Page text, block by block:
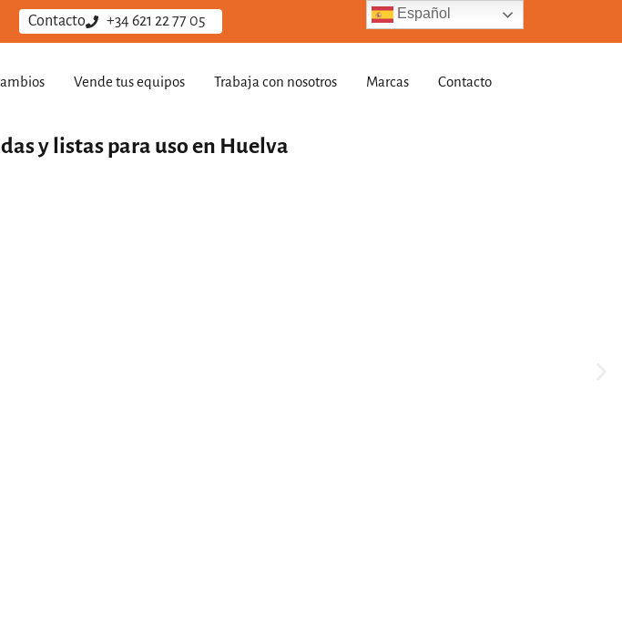
Contacto +34 621 22 77 05
Vende tus equipos Trabaja con nosotros Marcas Contacto
y listas para uso en Huelva
Español